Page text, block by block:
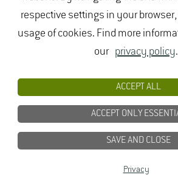
respective settings in your
usage of cookies. Find more
our privacy policy.
ACCEPT ALL
ACCEPT ONLY
SAVE AND CLOSE
Privacy